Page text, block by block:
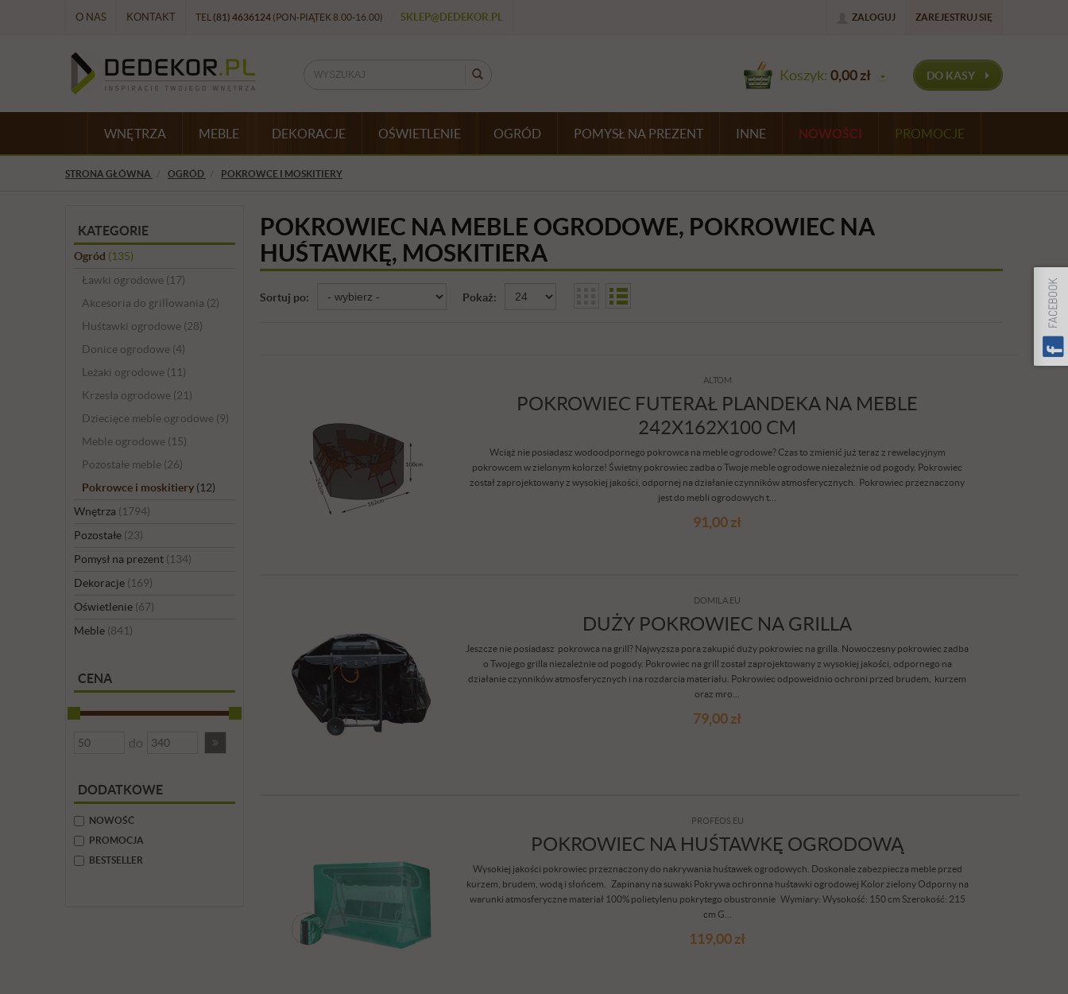
O NAS KONTAKT TEL (81) 4636124 (PON-PIĄTEK 8.00-16.00) SKLEP@DEDEKOR.PL ZALOGUJ ZAREJESTRUJ SIĘ
Koszyk: 0,00zł DO KASY
WNĘTRZA MEBLE DEKORACJE OŚWIETLENIE OGRÓD POMYSŁ NA PREZENT INNE NOWOŚCI PROMOCJE
STRONA GŁÓWNA OGRÓD POKROWCE I MOSKITIERY
KATEGORIE
Ogród (135)
Ławki ogrodowe (17)
Akcesoria do grillowania (2)
Huśtawki ogrodowe (28)
Donice ogrodowe (4)
Leżaki ogrodowe (11)
Krzesła ogrodowe (21)
Dziecięce meble ogrodowe (9)
Meble ogrodowe (15)
Pozostałe meble (26)
Pokrowce i moskitiery (12)
Wnętrza (1794)
Pozostałe (23)
Pomysł na prezent (134)
Dekoracje (169)
Oświetlenie (67)
Meble (841)
CENA
do
DODATKOWE
NOWOŚĆ
PROMOCJA
BESTSELLER
POKROWIEC NA MEBLE OGRODOWE, POKROWIEC NA
HUŚTAWKĘ, MOSKITIERA
Sortuj po: Pokaż:
ALTOM
POKROWIEC FUTERAŁ PLANDEKA NA MEBLE
242X162X100 CM
Wciąż nie posiadasz wodoodpornego pokrowca na meble ogrodowe? Czas to zmienić już teraz z rewelacyjnym
pokrowcem w zielonym kolorze! Świetny pokrowiec zadba o Twoje meble ogrodowe niezależnie od pogody. Pokrowiec
został zaprojektowany z wysokiej jakości, odpornej na działanie czynników atmosferycznych. Pokrowiec przeznaczony
jest do mebli ogrodowych t...
91,00zł
DOMILA.EU
DUŻY POKROWIEC NA GRILLA
Jeszcze nie posiadasz pokrowca na grill? Najwyzsza pora zakupić duży pokrowiec na grilla. Nowoczesny pokrowiec zadba
o Twojego grilla niezależnie od pogody. Pokrowiec na grill został zaprojektowany z wysokiej jakości, odpornego na
działanie czynników atmosferycznych i na rozdarcia materiału. Pokrowiec odpoweidnio ochroni przed brudem, kurzem
oraz mro...
79,00zł
PROFEOS.EU
POKROWIEC NA HUŚTAWKĘ OGRODOWĄ
Wysokiej jakości pokrowiec przeznaczony do nakrywania huśtawek ogrodowych. Doskonale zabezpiecza meble przed
kurzem, brudem, wodą i słońcem. Zapinany na suwaki Pokrywa ochronna huśtawki ogrodowej Kolor zielony Odporny na
warunki atmosferyczne materiał 100% polietylenu pokrytego obustronnie Wymiary: Wysokość: 150 cm Szerokość: 215
cm G...
119,00zł